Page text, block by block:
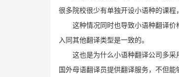
很多院校很少有单独开设小语种的课程
这种情况同时也导致小语种翻译
入同其他翻译类型是一致的。
这也是为什么小语种翻译公司多
国外母语翻译员提供翻译服务，不但